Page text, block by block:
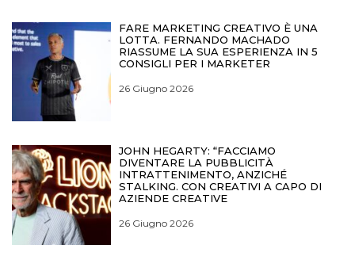
FARE MARKETING CREATIVO È UNA
LOTTA. FERNANDO MACHADO
RIASSUME LA SUA ESPERIENZA IN 5
CONSIGLI PER I MARKETER
26 Giugno 2026
JOHN HEGARTY: “FACCIAMO
DIVENTARE LA PUBBLICITÀ
INTRATTENIMENTO, ANZICHÉ
STALKING. CON CREATIVI A CAPO DI
AZIENDE CREATIVE
26 Giugno 2026